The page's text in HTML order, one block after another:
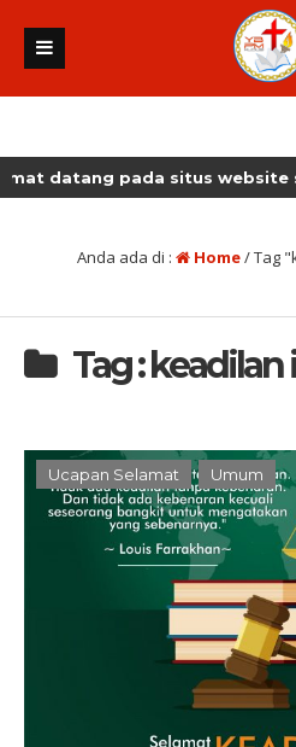
pada situs website
Anda ada di : Home/Tag
Tag :
Ucapan Selamat Umum